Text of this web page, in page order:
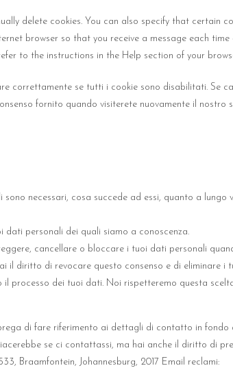
delete cookies. You can also specify that certain
browser so that you receive a message each time
to the instructions in the Help section of your
correttamente se tutti i cookie sono disabilitati. Se
fornito quando visiterete nuovamente il nostro
necessari, cosa succede ad essi, quanto a lungo
personali dei quali siamo a conoscenza.
cancellare o bloccare i tuoi dati personali
il diritto di revocare questo consenso e di eliminare i
processo dei tuoi dati. Noi rispetteremo questa
di fare riferimento ai dettagli di contatto in fondo
se ci contattassi, ma hai anche il diritto di
Braamfontein, Johannesburg, 2017 Email reclami: